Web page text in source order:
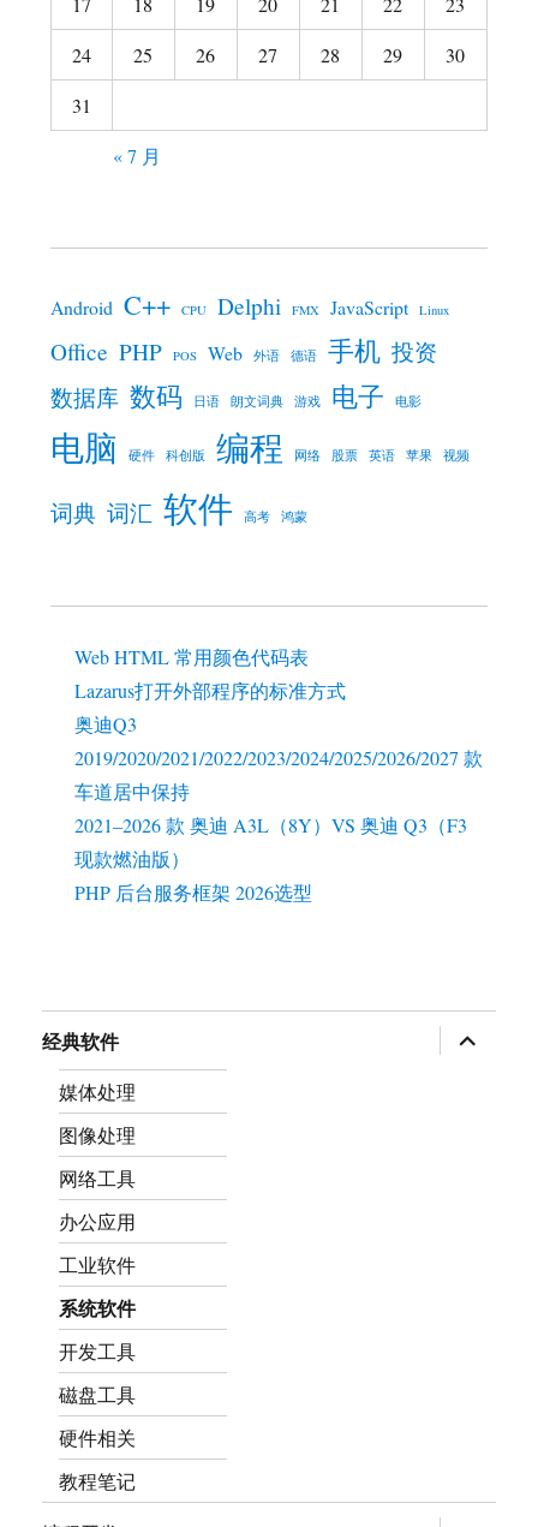
24
25 26 27 28 29
30
31
« 7 月
Android C++ CPU Delphi FMX JavaScript Linux
Office PHP POS Web 外语 德语 手机 投资
数据库 数码 日语 朗文词典 游戏 电子 电影
电脑 硬件 科创版 编程 网络 股票 英语 苹果 视频
词典 词汇 软件 高考 鸿蒙
Web HTML 常用颜色代码表
Lazarus打开外部程序的标准方式
奥迪Q3
2019/2020/2021/2022/2023/2024/2025/2026/2027 款
车道居中保持
2021–2026 款 奥迪 A3L（8Y）VS 奥迪 Q3（F3
现款燃油版）
PHP 后台服务框架 2026选型
经典软件 expand
child
媒体处理
图像处理
网络工具
办公应用
工业软件
系统软件
开发工具
磁盘工具
硬件相关
教程笔记